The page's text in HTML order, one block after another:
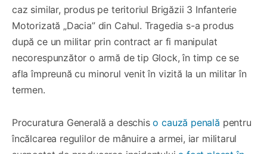
caz similar, produs pe teritoriul Brigăzii 3 Infanterie
Motorizată „Dacia” din Cahul. Tragedia s-a produs
după ce un militar prin contract ar fi manipulat
necorespunzător o armă de tip Glock, în timp ce se
afla împreună cu minorul venit în vizită la un militar în
termen.
Procuratura Generală a deschiso cauză penală pentru
încălcarea regulilor de mânuire a armei, iar militarul